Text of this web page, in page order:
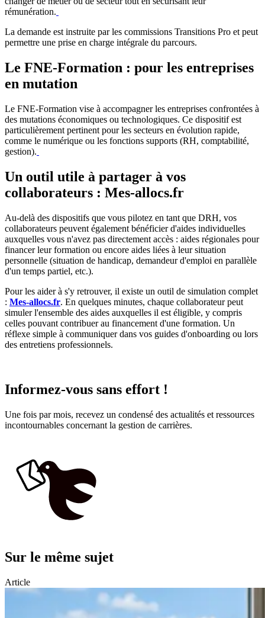
rémunération.
La demande est instruite par les commissions Transitions Pro et peut
permettre une prise en charge intégrale du parcours.
Le FNE-Formation : pour les entreprises
en mutation
Le FNE-Formation vise à accompagner les entreprises confrontées à
des mutations économiques ou technologiques. Ce dispositif est
particulièrement pertinent pour les secteurs en évolution rapide,
comme le numérique ou les fonctions supports (RH, comptabilité,
gestion).
Un outil utile à partager à vos
collaborateurs : Mes-allocs.fr
Au-delà des dispositifs que vous pilotez en tant que DRH, vos
collaborateurs peuvent également bénéficier d'aides individuelles
auxquelles vous n'avez pas directement accès : aides régionales pour
financer leur formation ou encore aides liées à leur situation
personnelle (situation de handicap, demandeur d'emploi en parallèle
d'un temps partiel, etc.).
Pour les aider à s'y retrouver, il existe un outil de simulation complet
: Mes-allocs.fr. En quelques minutes, chaque collaborateur peut
simuler l'ensemble des aides auxquelles il est éligible, y compris
celles pouvant contribuer au financement d'une formation. Un
réflexe simple à communiquer dans vos guides d'onboarding ou lors
des entretiens professionnels.
Informez-vous sans effort !
Une fois par mois, recevez un condensé des actualités et ressources
incontournables concernant la gestion de carrières.
Sur le même sujet
Article